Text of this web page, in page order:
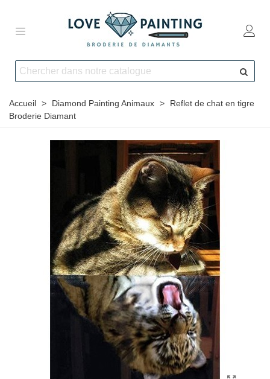
Accueil > Diamond Painting Animaux >
Reflet de chat en tigre
Broderie Diamant